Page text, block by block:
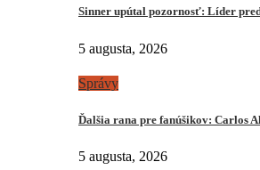
Sinner upútal pozornosť: Líder
5 augusta, 2026
Správy
Ďalšia rana pre fanúšikov: Carlos
5 augusta, 2026